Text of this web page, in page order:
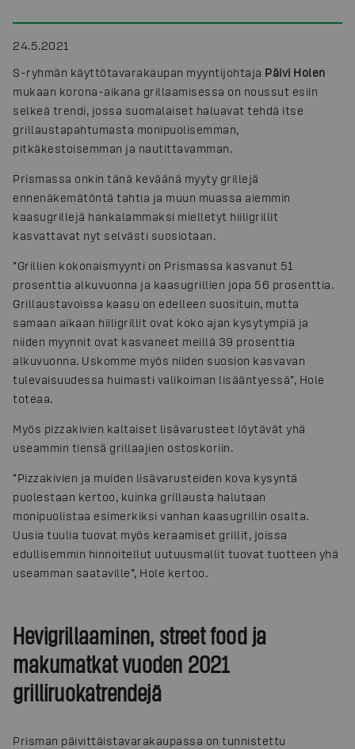
24.5.2021
S-ryhmän käyttötavarakaupan myyntijohtaja Päivi Holen
mukaan korona-aikana grillaamisessa on noussut esiin
selkeä trendi, jossa suomalaiset haluavat tehdä itse
grillaustapahtumasta monipuolisemman,
pitkäkestoisemman ja nautittavamman.
Prismassa onkin tänä keväänä myyty grillejä
ennenäkemätöntä tahtia ja muun muassa aiemmin
kaasugrillejä hankalammaksi mielletyt hiiligrillit
kasvattavat nyt selvästi suosiotaan.
”Grillien kokonaismyynti on Prismassa kasvanut 51
prosenttia alkuvuonna ja kaasugrillien jopa 56 prosenttia.
Grillaustavoissa kaasu on edelleen suosituin, mutta
samaan aikaan hiiligrillit ovat koko ajan kysytympiä ja
niiden myynnit ovat kasvaneet meillä 39 prosenttia
alkuvuonna. Uskomme myös niiden suosion kasvavan
tulevaisuudessa huimasti valikoiman lisääntyessä”, Hole
toteaa.
Myös pizzakivien kaltaiset lisävarusteet löytävät yhä
useammin tiensä grillaajien ostoskoriin.
”Pizzakivien ja muiden lisävarusteiden kova kysyntä
puolestaan kertoo, kuinka grillausta halutaan
monipuolistaa esimerkiksi vanhan kaasugrillin osalta.
Uusia tuulia tuovat myös keraamiset grillit, joissa
edullisemmin hinnoitellut uutuusmallit tuovat tuotteen yhä
useamman saataville”, Hole kertoo.
Hevigrillaaminen, street food ja
makumatkat vuoden 2021
grilliruokatrendejä
Prisman päivittäistavarakaupassa on tunnistettu